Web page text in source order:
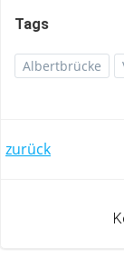
Tags
Albertbrücke
Post
zurück